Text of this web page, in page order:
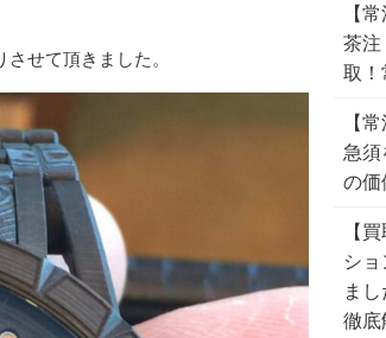
させて頂きました。
【
茶注
取！
【
急須
の価
【
シ
ま
徹底